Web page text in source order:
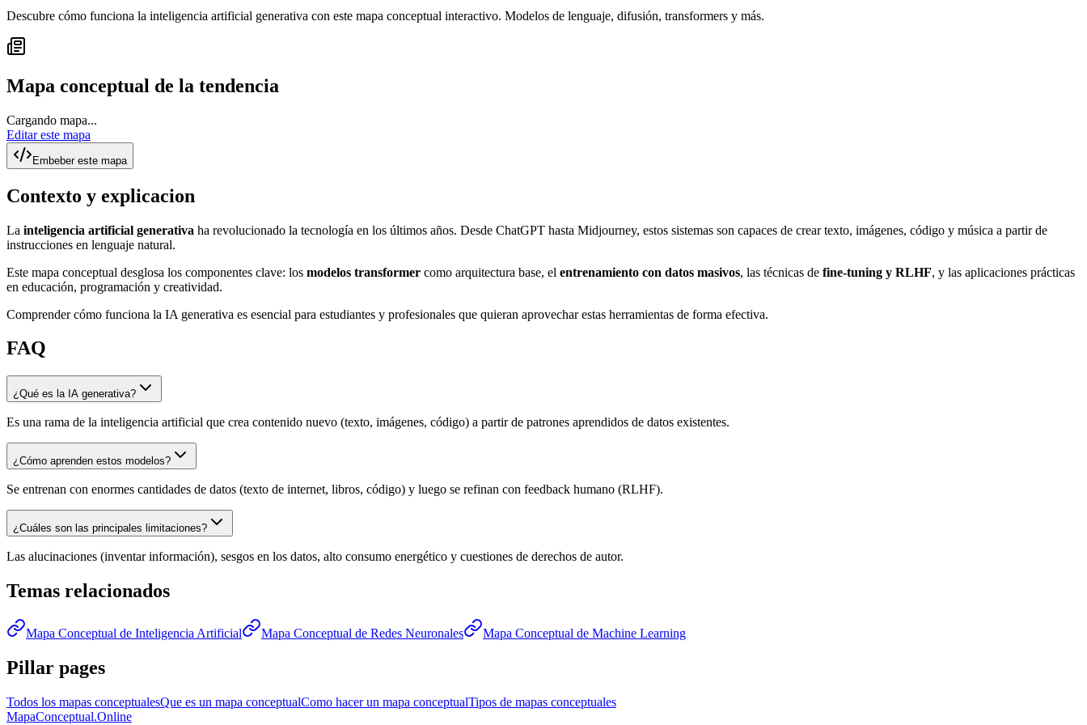
Descubre cómo funciona la inteligencia artificial generativa con este mapa conceptual interactivo. Modelos de lenguaje, difusión, transformers y más.
Mapa conceptual de la tendencia
Cargando mapa...
Editar este mapa
Embeber este mapa
Contexto y explicacion
La inteligencia artificial generativa ha revolucionado la tecnología en los últimos años. Desde ChatGPT hasta Midjourney, estos sistemas son capaces de crear texto, imágenes, código y música a partir de
instrucciones en lenguaje natural.
Este mapa conceptual desglosa los componentes clave: los modelos transformer como arquitectura base, el entrenamiento con datos masivos, las técnicas de fine-tuning y RLHF, y las aplicaciones prácticas
en educación, programación y creatividad.
Comprender cómo funciona la IA generativa es esencial para estudiantes y profesionales que quieran aprovechar estas herramientas de forma efectiva.
FAQ
¿Qué es la IA generativa?
Es una rama de la inteligencia artificial que crea contenido nuevo (texto, imágenes, código) a partir de patrones aprendidos de datos existentes.
¿Cómo aprenden estos modelos?
Se entrenan con enormes cantidades de datos (texto de internet, libros, código) y luego se refinan con feedback humano (RLHF).
¿Cuáles son las principales limitaciones?
Las alucinaciones (inventar información), sesgos en los datos, alto consumo energético y cuestiones de derechos de autor.
Temas relacionados
Mapa Conceptual de Inteligencia Artificial Mapa Conceptual de Redes Neuronales Mapa Conceptual de Machine Learning
Pillar pages
Todos los mapas conceptualesQue es un mapa conceptualComo hacer un mapa conceptualTipos de mapas conceptuales
MapaConceptual.Online